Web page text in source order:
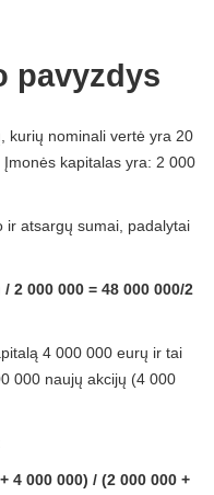
pavyzdys
kurių nominali vertė yra 20
kapitalas yra: 2 000
ir atsargų sumai, padalytai
2 000 000 = 48 000 000/2
4 000 000 eurų ir tai
000 naujų akcijų (4 000
4 000 000) / (2 000 000 +